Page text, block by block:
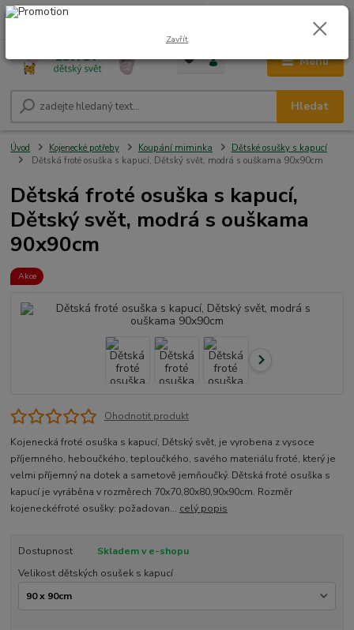
Menu
Hledat
+420 604 278 943 0,00 Kč
Úvod Kojenecké potřeby Koupání miminka
Dětské osušky s kapucí
Dětská froté osuška s kapucí, Dětský svět, modrá s ouškama 90x90cm
Dětská froté osuška s kapucí,
Dětský svět, modrá s ouškama
90x90cm
Akce
Ohodnotit produkt
Kojenecká froté osuška s kapucí, Dětský svět, je vyrobena z vysoce
příjemného, heboučkého, teploučkého, savého materiálu froté, který je
velmi příjemný na dotek a sametově jemňoučký. Dětská froté osuška s
kapucí je vyráběna v rozměrech 70x70,80x80,90x90cm. Rozměr
kojeneckéfroté osušky: požadovan... celý popis
Dostupnost
Skladem v e-shopu
Velikost dětských osušek s kapucí
Zavřít